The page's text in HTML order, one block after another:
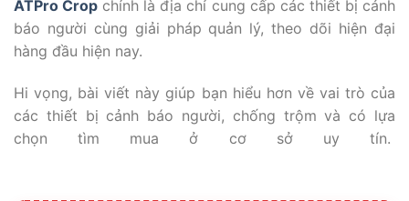
ATPro Crop chính là địa chỉ cung cấp các thiết bị cảnh
báo người cùng giải pháp quản lý, theo dõi hiện đại
hàng đầu hiện nay.
Hi vọng, bài viết này giúp bạn hiểu hơn về vai trò của
các thiết bị cảnh báo người, chống trộm và có lựa
chọn tìm mua ở cơ sở uy tín.